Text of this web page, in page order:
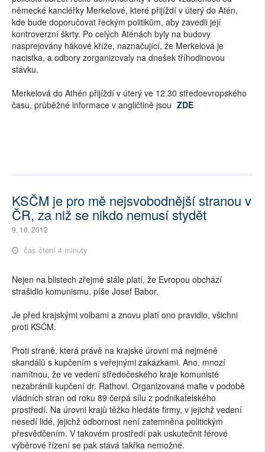
německé kancléřky Merkelové, které přijíždí v úterý do Atén,
kde bude doporučovat řeckým politikům, aby zavedli její
kontroverzní škrty. Po celých Aténách byly na budovy
nasprejovány hákové kříže, naznačující, že Merkelová je
nacistka, a odbory zorganizovaly na dnešek tříhodinovou
stávku.
Merkelová do Athén přijíždí v úterý ve 12.30 středoevropského
času, průběžné informace v angličtině jsou ZDE
KSČM je pro mě nejsvobodnější stranou v
ČR, za niž se nikdo nemusí stydět
9. 10. 2012
čas čtení 4 minuty
Nejen na blistech zřejmě stále platí, že Evropou obchází
strašidlo komunismu, píše Josef Babor.
Je před krajskými volbami a znovu platí ono pravidlo, všichni
proti KSČM.
Proti straně, která právě na krajské úrovni má nejméně
skandálů s kupčením s veřejnými zakázkami. Ano, mnozí
namítnou, že ve vedení středočeského kraje komunisté
nezabránili kupčení dr. Rathovi. Organizovaná mafie v podobě
vládních stran od roku 89 čerpá sílu z podnikatelského
prostředí. Na úrovni krajů těžko hledáte firmy, v jejichž vedení
nesedí lidé, jejichž odbornost není zatemněna politickým
přesvědčením. V takovém prostředí pak uskutečnit férové
výběrové řízení se pak stává takřka nemožné.